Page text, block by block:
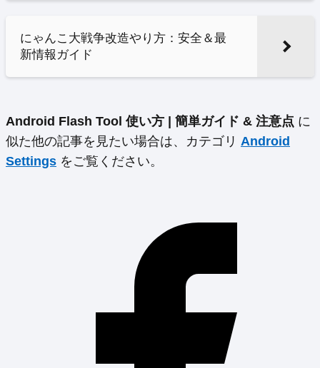
にゃんこ大戦争改造やり方：安全＆最
新情報ガイド
Android Flash Tool 使い方 | 簡単ガイド & 注意点 に
似た他の記事を見たい場合は、カテゴリ Android
Settings をご覧ください。